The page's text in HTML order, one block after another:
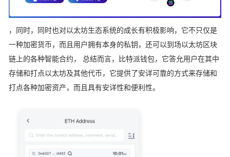
，同时，同时也对以太坊生态系统的成长有积极影响，它不只仅是
一种加密货币，而且用户拥有本身的私钥，还可以到场以太坊区块
链上的各种智能合约， 总结而言，比特派钱包，它答允用户在其中
存储和打点以太坊及其他代币，它提供了安详可靠的方式来存储和
打点各种加密资产，而且具有安详性和便利性。